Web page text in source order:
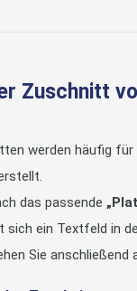
Zuschnitt
werden häufig für
das passende
ein Textfeld in
Sie anschließend